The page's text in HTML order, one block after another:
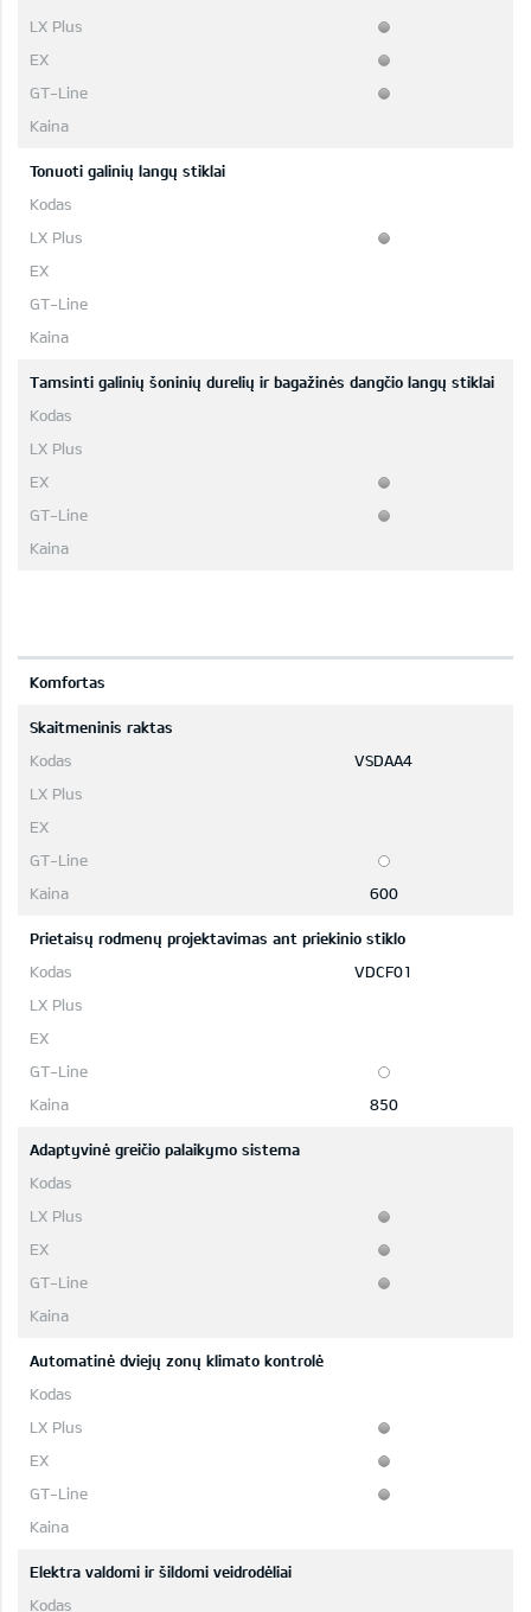
Tonuoti galinių langų stiklai
Tamsinti galinių šoninių durelių ir bagažinės dangčio langų stiklai
Komfortas
Skaitmeninis raktas
VSDAA4
600
Prietaisų rodmenų projektavimas ant priekinio stiklo
VDCF01
850
Adaptyvinė greičio palaikymo sistema
Automatinė dviejų zonų klimato kontrolė
Elektra valdomi ir šildomi veidrodėliai